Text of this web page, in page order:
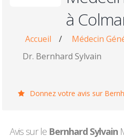
à
Accueil / Médecin
Dr. Bernhard Sylvain
Donnez votre avis sur
Avis sur le Bernhard Sylvain